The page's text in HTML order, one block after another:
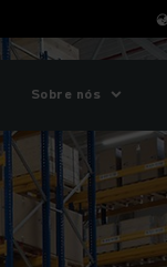
Sobre nós